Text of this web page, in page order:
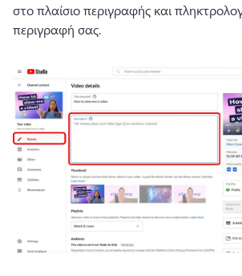
στο πλαίσιο περιγραφής και
περιγραφή σας.